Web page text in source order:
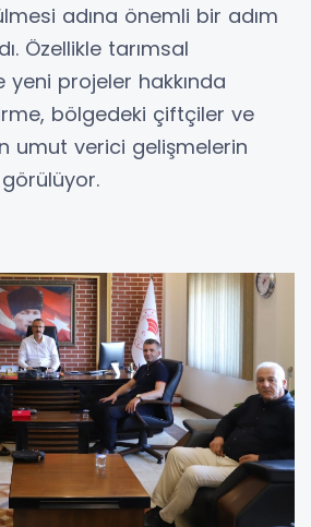
adına önemli bir adım
Özellikle tarımsal
projeler hakkında
bölgedeki çiftçiler ve
umut verici gelişmelerin